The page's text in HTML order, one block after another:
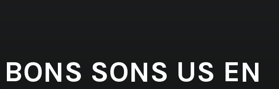
SONS US EN